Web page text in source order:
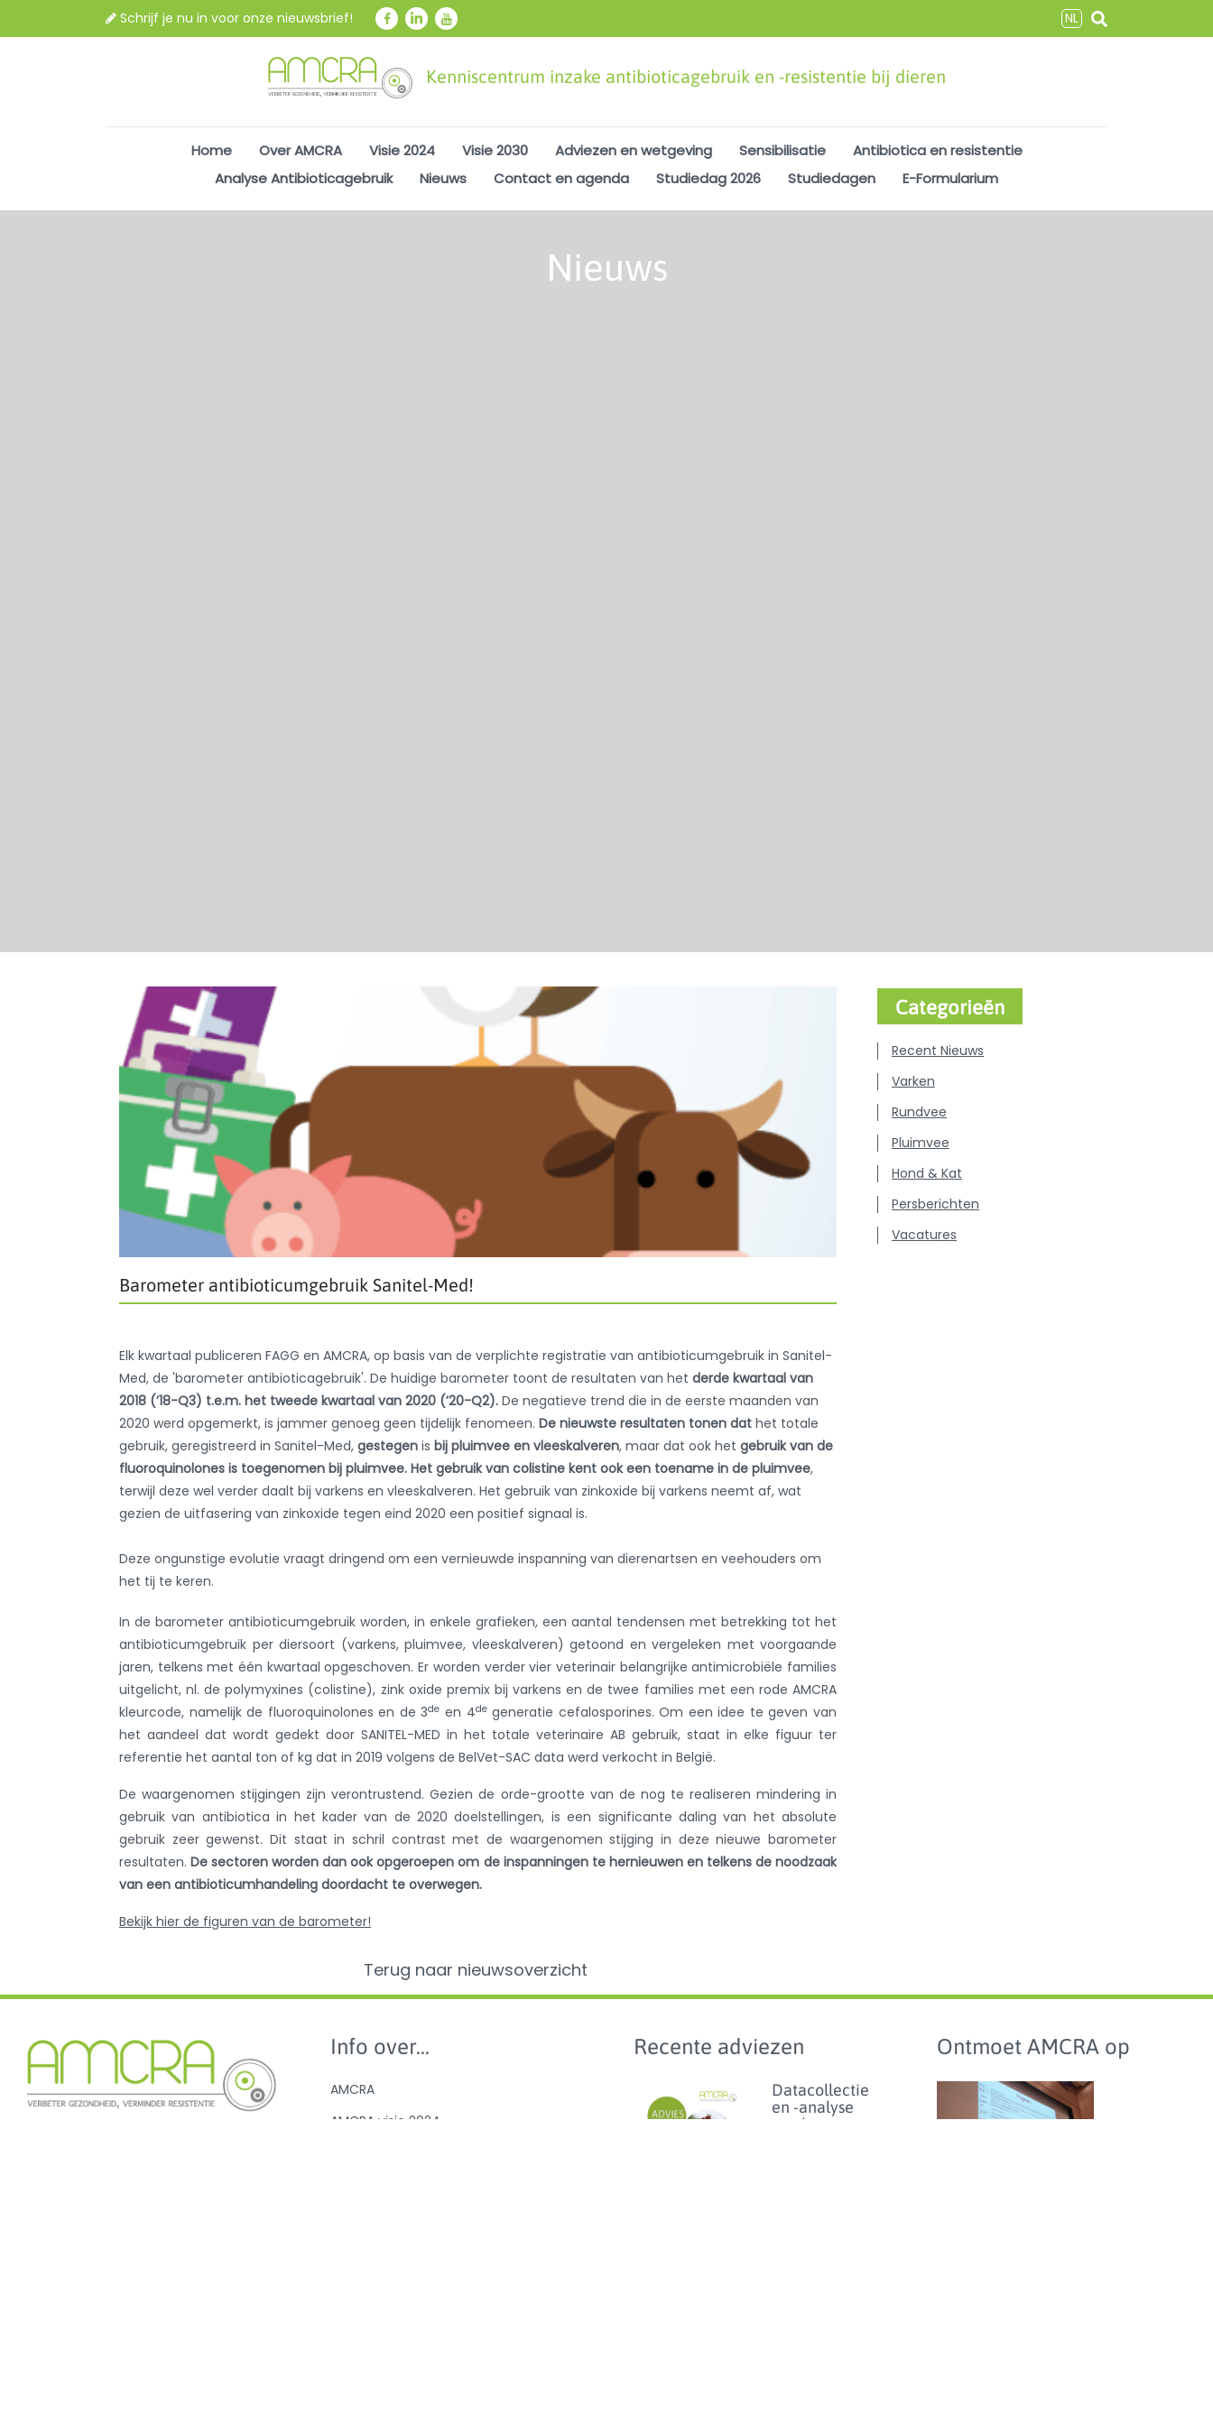
Schrijf je nu in voor onze nieuwsbrief! NL
Kenniscentrum inzake antibioticagebruik en -resistentie bij dieren
Home Over AMCRA Visie 2024 Visie 2030 Adviezen en wetgeving Sensibilisatie
Antibiotica en resistentie
Analyse Antibioticagebruik
Nieuws Contact en agenda Studiedag 2026 Studiedagen E-Formularium
Nieuws
Barometer antibioticumgebruik Sanitel-Med!
Elk kwartaal publiceren FAGG en AMCRA, op basis van de verplichte registratie van antibioticumgebruik in Sanitel-
Med, de 'barometer antibioticagebruik'. De huidige barometer toont de resultaten van het derde kwartaal van
2018 (’18-Q3) t.e.m. het tweede kwartaal van 2020 (’20-Q2). De negatieve trend die in de eerste maanden van
2020 werd opgemerkt, is jammer genoeg geen tijdelijk fenomeen. De nieuwste resultaten tonen dat het totale
gebruik, geregistreerd in Sanitel-Med, gestegen is bij pluimvee en vleeskalveren, maar dat ook het gebruik van de
fluoroquinolones is toegenomen bij pluimvee. Het gebruik van colistine kent ook een toename in de pluimvee,
terwijl deze wel verder daalt bij varkens en vleeskalveren. Het gebruik van zinkoxide bij varkens neemt af, wat
gezien de uitfasering van zinkoxide tegen eind 2020 een positief signaal is.
Deze ongunstige evolutie vraagt dringend om een vernieuwde inspanning van dierenartsen en veehouders om
het tij te keren.
In de barometer antibioticumgebruik worden, in enkele grafieken, een aantal tendensen met betrekking tot het
antibioticumgebruik per diersoort (varkens, pluimvee, vleeskalveren) getoond en vergeleken met voorgaande
jaren, telkens met één kwartaal opgeschoven.Er worden verder vier veterinair belangrijke antimicrobiële families
uitgelicht, nl. de polymyxines (colistine), zink oxide premix bij varkens en de twee families met een rode AMCRA
kleurcode, namelijk de fluoroquinolones en de 3de en 4degeneratie cefalosporines. Om een idee te geven van
het aandeel dat wordt gedekt door SANITEL-MED in het totale veterinaire AB gebruik, staat in elke figuur ter
referentie het aantal ton of kg dat in 2019 volgens de BelVet-SAC data werd verkocht in België.
De waargenomen stijgingen zijn verontrustend. Gezien de orde-grootte van de nog te realiseren mindering in
gebruik van antibiotica in het kader van de 2020 doelstellingen, is een significante daling van het absolute
gebruik zeer gewenst. Dit staat in schril contrast met de waargenomen stijging in deze nieuwe barometer
resultaten.De sectoren worden dan ook opgeroepen om de inspanningen te hernieuwen en telkens de noodzaak
van een antibioticumhandeling doordacht te overwegen.
Bekijk hier de figuren van de barometer!
Terug naar nieuwsoverzicht
Categorieën
Recent Nieuws
Varken
Rundvee
Pluimvee
Hond & Kat
Persberichten
Vacatures
Info over...
AMCRA
AMCRA visie 2024
Recente adviezen
Datacollectie
en -analyse
van het
Ontmoet AMCRA op